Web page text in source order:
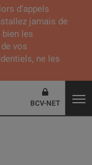
d’appels
jamais de
les
vos
ne les
BCV-NET